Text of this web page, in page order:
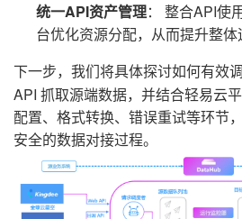
统一API资产管理： 整合API使
台优化资源分配，从而提升整体
下一步，我们将具体探讨如何有效
API 抓取源端数据，并结合轻易云
配置、格式转换、错误重试等环节
安全的数据对接过程。